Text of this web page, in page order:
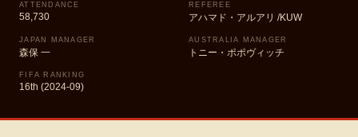
ATTENDANCE
58,730
REFEREE
アハマド・アルアリ /KUW
JAPAN MANAGER
森保 一
AUSTRALIA MANAGER
トニー・ポポヴィッチ
FIFA RANKING
16th (2024-09)